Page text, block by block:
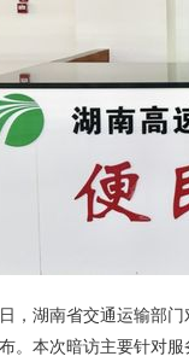
，湖南省交通运输部
。本次暗访主要针对